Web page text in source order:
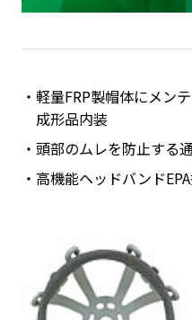
軽量FRP製帽体にメン
成形品内装
頭部のムレを防止する
高機能ヘッドバンド